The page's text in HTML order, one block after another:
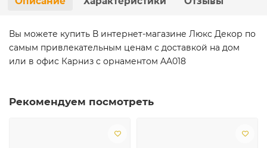
Вы можете купить В интернет-магазине Люкс Декор по
самым привлекательным ценам с доставкой на дом
или в офис Карниз с орнаментом AA018
Рекомендуем посмотреть